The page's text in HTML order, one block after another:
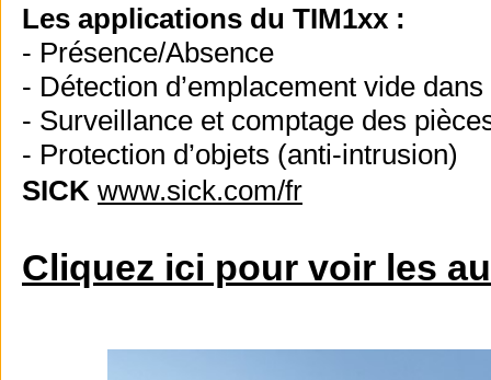
Les applications du TIM1xx :
- Présence/Absence
- Détection d’emplacement vide
- Surveillance et comptage des
- Protection d’objets (anti-intrusion)
SICK www.sick.com/fr
Cliquez ici pour voir les